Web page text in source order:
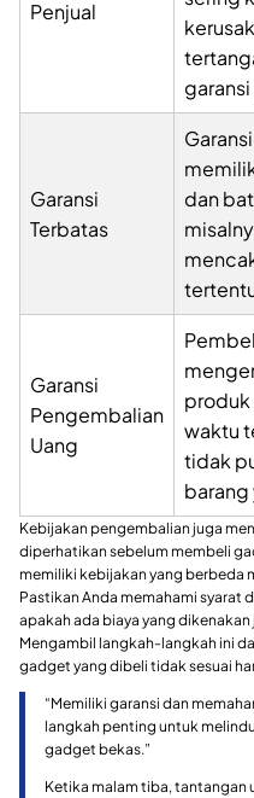
Penjual
Garansi
Terbatas
dan
Garansi
Pengembalian
Uang
produk
waktu
tidak
Kebijakan pengembalian juga
diperhatikan sebelum membeli
memiliki kebijakan yang berbeda
Pastikan Anda memahami syarat
apakah ada biaya yang
Mengambil langkah-langkah ini
gadget yang dibeli tidak sesuai
“Memiliki garansi dan
langkah penting untuk
gadget bekas.”
Ketika malam tiba,